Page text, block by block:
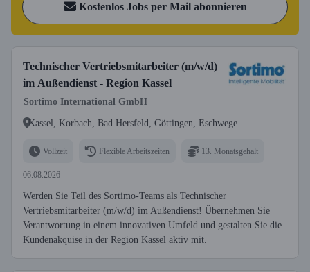
Kostenlos Jobs per Mail abonnieren
Technischer Vertriebsmitarbeiter (m/w/d)
im Außendienst - Region Kassel
Sortimo International GmbH
Kassel, Korbach, Bad Hersfeld, Göttingen, Eschwege
Vollzeit Flexible Arbeitszeiten 13. Monatsgehalt
06.08.2026
Werden Sie Teil des Sortimo-Teams als Technischer
Vertriebsmitarbeiter (m/w/d) im Außendienst! Übernehmen Sie
Verantwortung in einem innovativen Umfeld und gestalten Sie die
Kundenakquise in der Region Kassel aktiv mit.